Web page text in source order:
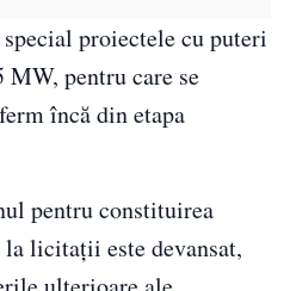
proiectele cu puteri
pentru care se
încă din etapa
pentru constituirea
licitații este devansat,